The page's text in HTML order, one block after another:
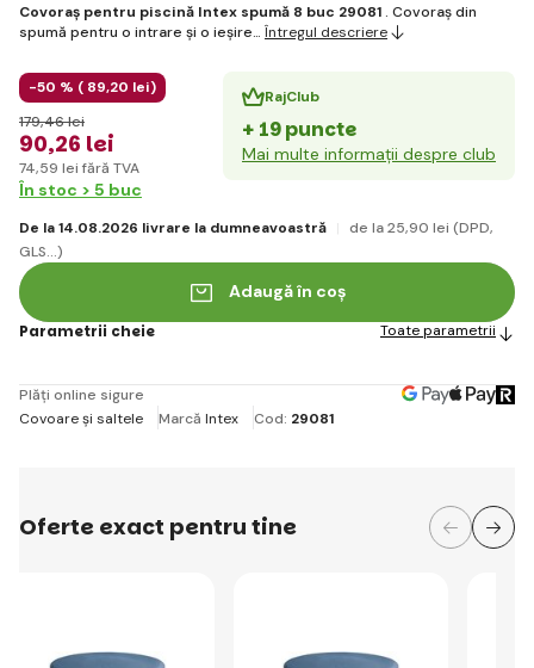
Covoraș pentru piscină Intex spumă 8 buc 29081 . Covoraș din
spumă pentru o intrare și o ieșire… Întregul descriere
-50 % ( 89,20 lei)
90,26 lei
179,46 lei
74,59 lei fără TVA
RajClub
+ 19 puncte
Mai multe informații despre club
În stoc > 5 buc
De la 14.08.2026 livrare la dumneavoastră de la 25,90 lei (DPD,
GLS...)
Adaugă în coș
Parametrii cheie Toate parametrii
Plăți online sigure
Covoare și saltele
Marcă Intex Cod: 29081
Oferte exact pentru tine